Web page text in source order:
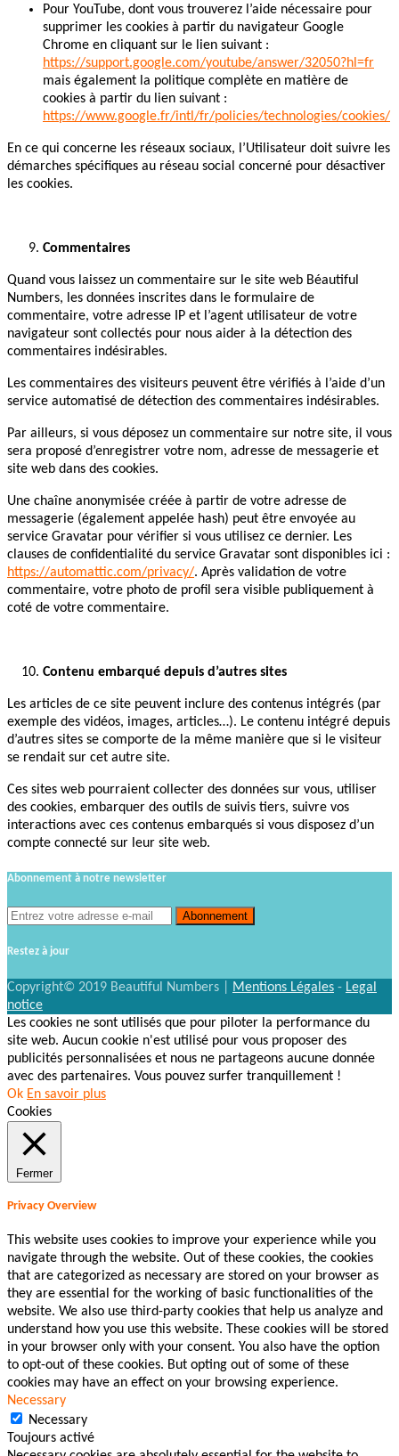
Pour YouTube, dont vous trouverez l’aide nécessaire pour
supprimer les cookies à partir du navigateur Google
Chrome en cliquant sur le lien suivant :
https://support.google.com/youtube/answer/32050?hl=fr
mais également la politique complète en matière de
cookies à partir du lien suivant :
https://www.google.fr/intl/fr/policies/technologies/cookies/
En ce qui concerne les réseaux sociaux, l’Utilisateur doit suivre les
démarches spécifiques au réseau social concerné pour désactiver
les cookies.
Commentaires
Quand vous laissez un commentaire sur le site web Béautiful
Numbers, les données inscrites dans le formulaire de
commentaire, votre adresse IP et l’agent utilisateur de votre
navigateur sont collectés pour nous aider à la détection des
commentaires indésirables.
Les commentaires des visiteurs peuvent être vérifiés à l’aide d’un
service automatisé de détection des commentaires indésirables.
Par ailleurs, si vous déposez un commentaire sur notre site, il vous
sera proposé d’enregistrer votre nom, adresse de messagerie et
site web dans des cookies.
Une chaîne anonymisée créée à partir de votre adresse de
messagerie (également appelée hash) peut être envoyée au
service Gravatar pour vérifier si vous utilisez ce dernier. Les
clauses de confidentialité du service Gravatar sont disponibles ici :
https://automattic.com/privacy/. Après validation de votre
commentaire, votre photo de profil sera visible publiquement à
coté de votre commentaire.
Contenu embarqué depuis d’autres sites
Les articles de ce site peuvent inclure des contenus intégrés (par
exemple des vidéos, images, articles…). Le contenu intégré depuis
d’autres sites se comporte de la même manière que si le visiteur
se rendait sur cet autre site.
Ces sites web pourraient collecter des données sur vous, utiliser
des cookies, embarquer des outils de suivis tiers, suivre vos
interactions avec ces contenus embarqués si vous disposez d’un
compte connecté sur leur site web.
Abonnement à notre newsletter
Restez à jour
Copyright© 2019 Beautiful Numbers | Mentions Légales - Legal
notice
Les cookies ne sont utilisés que pour piloter la performance du
site web. Aucun cookie n'est utilisé pour vous proposer des
publicités personnalisées et nous ne partageons aucune donnée
avec des partenaires. Vous pouvez surfer tranquillement !
Ok En savoir plus
Cookies
Fermer
Privacy Overview
This website uses cookies to improve your experience while you
navigate through the website. Out of these cookies, the cookies
that are categorized as necessary are stored on your browser as
they are essential for the working of basic functionalities of the
website. We also use third-party cookies that help us analyze and
understand how you use this website. These cookies will be stored
in your browser only with your consent. You also have the option
to opt-out of these cookies. But opting out of some of these
cookies may have an effect on your browsing experience.
Necessary
Necessary
Toujours activé